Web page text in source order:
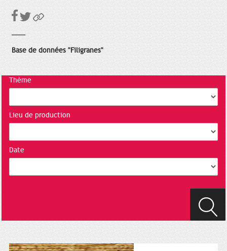
Base de données "Filigranes"
Thème
Lieu de production
Date